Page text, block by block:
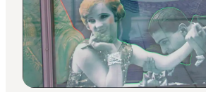
Planlæg din tur
CopenPay
Copenhagen Card